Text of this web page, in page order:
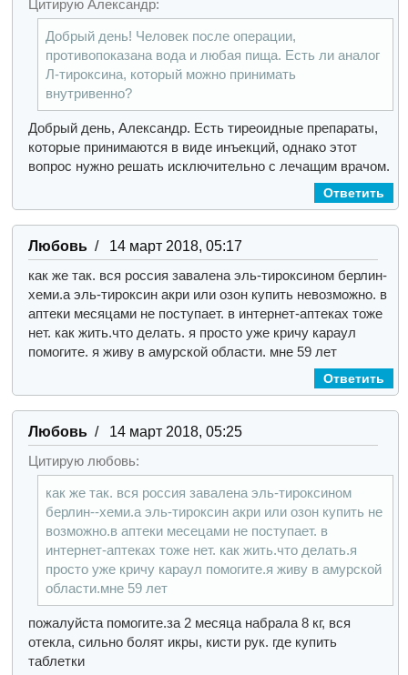
Цитирую Александр:
Добрый день! Человек после операции,
противопоказана вода и любая пища. Есть ли аналог
Л-тироксина, который можно принимать
внутривенно?
Добрый день, Александр. Есть тиреоидные препараты,
которые принимаются в виде инъекций, однако этот
вопрос нужно решать исключительно с лечащим врачом.
Ответить
Любовь/ 14 март 2018, 05:17
как же так. вся россия завалена эль-тироксином берлин-
хеми.а эль-тироксин акри или озон купить невозможно. в
аптеки месяцами не поступает. в интернет-аптеках тоже
нет. как жить.что делать. я просто уже кричу караул
помогите. я живу в амурской области. мне 59 лет
Ответить
Любовь/ 14 март 2018, 05:25
Цитирую любовь:
как же так. вся россия завалена эль-тироксином
берлин--хеми.а эль-тироксин акри или озон купить не
возможно.в аптеки месецами не поступает. в
интернет-аптеках тоже нет. как жить.что делать.я
просто уже кричу караул помогите.я живу в амурской
области.мне 59 лет
пожалуйста помогите.за 2 месяца набрала 8 кг, вся
отекла, сильно болят икры, кисти рук. где купить
таблетки